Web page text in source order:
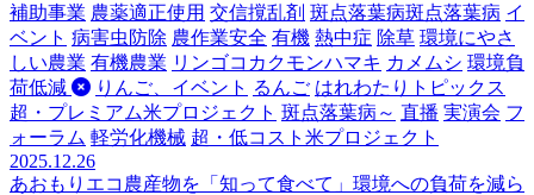
補助事業 農薬適正使用 交信撹乱剤 斑点落葉病斑点落葉病 イ
ベント 病害虫防除 農作業安全 有機 熱中症 除草 環境にやさ
しい農業 有機農業 リンゴコカクモンハマキ カメムシ 環境負
荷低減
りんご、イベント るんご はれわたりトピックス
超・プレミアム米プロジェクト 斑点落葉病～ 直播 実演会 フ
ォーラム 軽労化機械 超・低コスト米プロジェクト
2025.12.26
あおもりエコ農産物を「知って食べて」環境への負荷を減ら